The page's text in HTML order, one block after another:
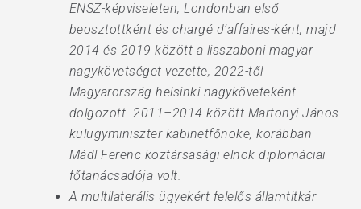
ENSZ-képviseleten, Londonban első
beosztottként és chargé d’affaires-ként, majd
2014 és 2019 között a lisszaboni magyar
nagykövetséget vezette, 2022-től
Magyarország helsinki nagyköveteként
dolgozott. 2011–2014 között Martonyi János
külügyminiszter kabinetfőnöke, korábban
Mádl Ferenc köztársasági elnök diplomáciai
főtanácsadója volt.
A multilaterális ügyekért felelős államtitkár